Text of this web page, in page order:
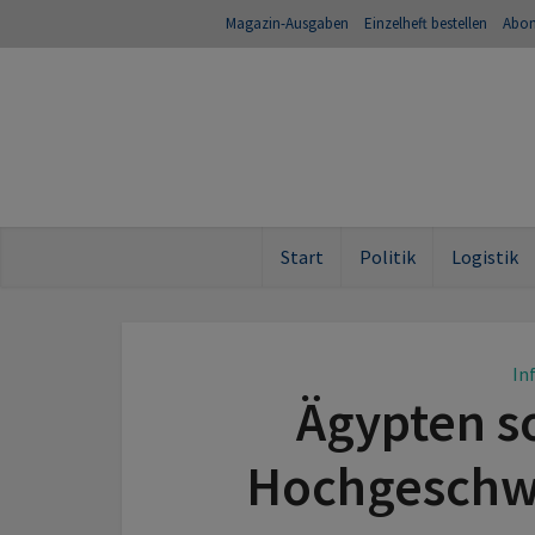
Magazin-Ausgaben Einzelheft bestellen
Start Politik Logistik
Ägypten